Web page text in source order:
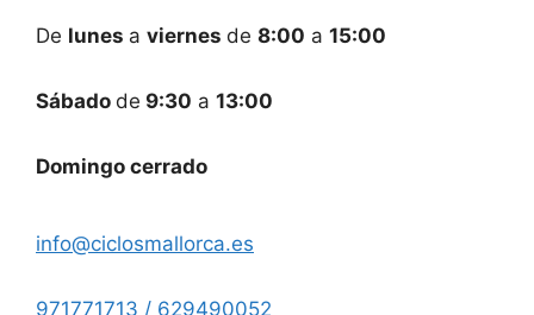
De lunes a viernes de 8:00 a 15:00
Sábado de 9:30 a 13:00
Domingo cerrado
info@ciclosmallorca.es
971771713 / 629490052